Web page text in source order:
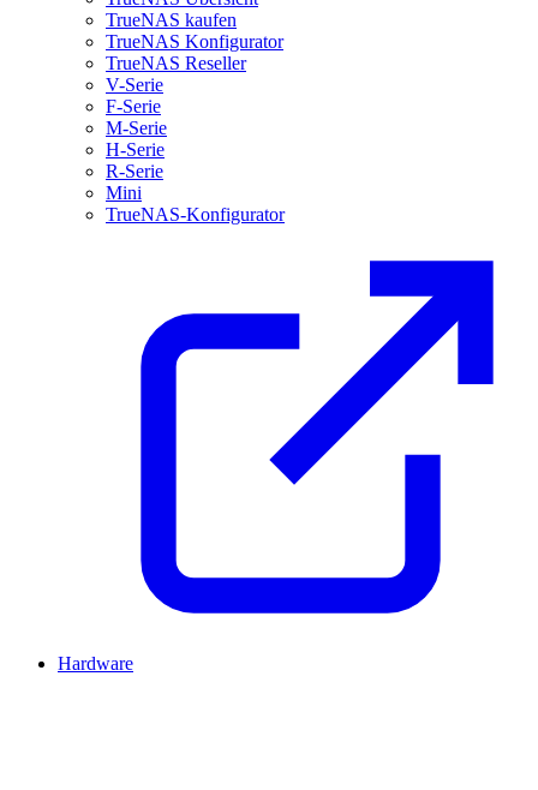
TrueNAS kaufen
TrueNAS Konfigurator
TrueNAS Reseller
V-Serie
F-Serie
M-Serie
H-Serie
R-Serie
Mini
TrueNAS-Konfigurator
Hardware